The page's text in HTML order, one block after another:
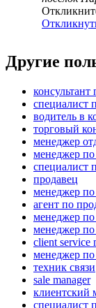
Другие
консультант
специалист
водитель в
торговый
менеджер
менеджер
специалист
продавец
менеджер
агент по
менеджер
менеджер по
client service
менеджер
техник связи
sale manager
клиентский
специалист